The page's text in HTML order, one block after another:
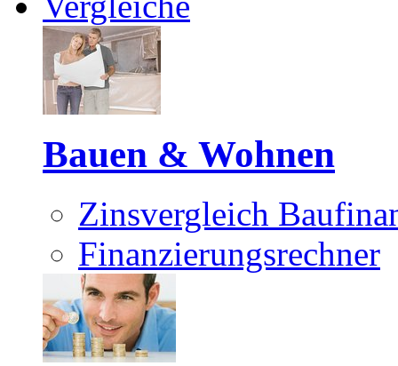
Bauen & Wohnen
Zinsvergleich
Finanzierungsrechner